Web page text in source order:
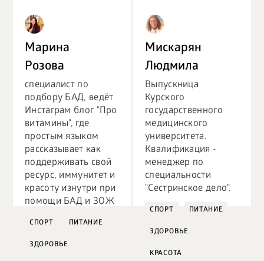
Марина
Розова
специалист по
подбору БАД, ведёт
Инстаграм блог "Про
витамины", где
простым языком
рассказывает как
поддерживать свой
ресурс, иммунитет и
красоту изнутри при
помощи БАД и ЗОЖ
СПОРТ ПИТАНИЕ
ЗДОРОВЬЕ
Мискарян
Людмила
Выпускница
Курского
государственного
медицинского
университета.
Квалификация -
менеджер по
специальности
"Сестринское дело".
СПОРТ ПИТАНИЕ
ЗДОРОВЬЕ
КРАСОТА